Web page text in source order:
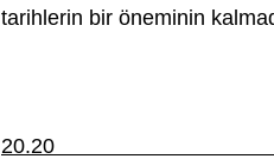
tarihlerin bir öneminin
20.20